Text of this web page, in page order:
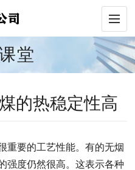
堂
的热稳定性高
重要的工艺性能。有的无烟
强度仍然很高。这表示各种